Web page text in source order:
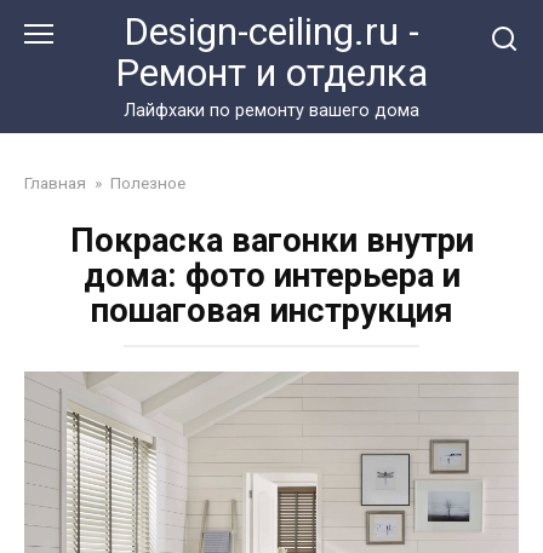
Design-ceiling.ru -
Ремонт и отделка
Лайфхаки по ремонту вашего дома
Главная » Полезное
Покраска вагонки внутри
дома: фото интерьера и
пошаговая инструкция